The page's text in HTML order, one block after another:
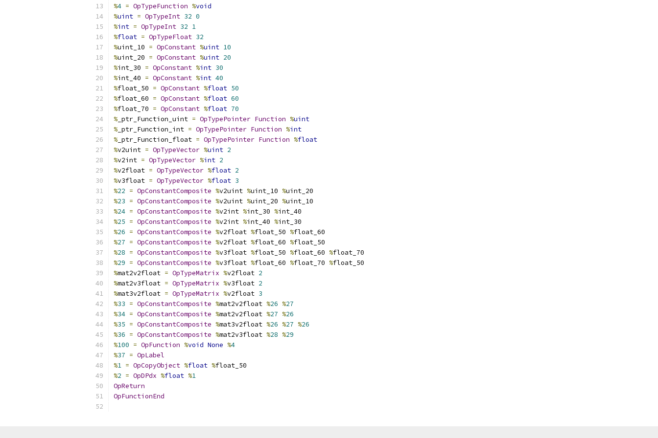
%4 = OpTypeFunction %void
%uint = OpTypeInt 32 0
%int = OpTypeInt 32 1
%float = OpTypeFloat 32
%uint_10 = OpConstant %uint 10
%uint_20 = OpConstant %uint 20
%int_30 = OpConstant %int 30
%int_40 = OpConstant %int 40
%float_50 = OpConstant %float 50
%float_60 = OpConstant %float 60
%float_70 = OpConstant %float 70
% _ptr_Function_uint = OpTypePointer Function %uint
% _ptr_Function_int = OpTypePointer Function %int
% _ptr_Function_float = OpTypePointer Function %float
%v2uint = OpTypeVector %uint 2
%v2int = OpTypeVector %int 2
%v2float = OpTypeVector %float 2
%v3float = OpTypeVector %float 3
%22 = OpConstantComposite %v2uint %uint_10 %uint_20
%23 = OpConstantComposite %v2uint %uint_20 %uint_10
%24 = OpConstantComposite %v2int %int_30 %int_40
%25 = OpConstantComposite %v2int %int_40 %int_30
%26 = OpConstantComposite %v2float %float_50 %float_60
%27 = OpConstantComposite %v2float %float_60 %float_50
%28 = OpConstantComposite %v3float %float_50 %float_60 %float_70
%29 = OpConstantComposite %v3float %float_60 %float_70 %float_50
%mat2v2float = OpTypeMatrix %v2float 2
%mat2v3float = OpTypeMatrix %v3float 2
%mat3v2float = OpTypeMatrix %v2float 3
%33 = OpConstantComposite %mat2v2float %26 %27
%34 = OpConstantComposite %mat2v2float %27 %26
%35 = OpConstantComposite %mat3v2float %26 %27 %26
%36 = OpConstantComposite %mat2v3float %28 %29
%100 = OpFunction %void None %4
%37 = OpLabel
%1 = OpCopyObject %float %float_50
%2 = OpDPdx %float %1
OpReturn
OpFunctionEnd